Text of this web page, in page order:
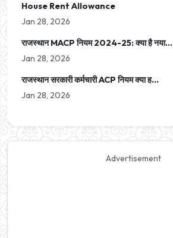
House Rent Allowance
Jan 28, 2026
राजस्थान MACP नियम 2024-25: क्या है नया...
Jan 28, 2026
राजस्थान सरकारी कर्मचारी ACP नियम क्या ह...
Jan 28, 2026
Advertisement